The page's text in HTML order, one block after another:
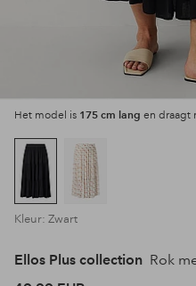
Het model is 175 cm lang en draagt
Kleur: Zwart
Ellos Plus collection Rok